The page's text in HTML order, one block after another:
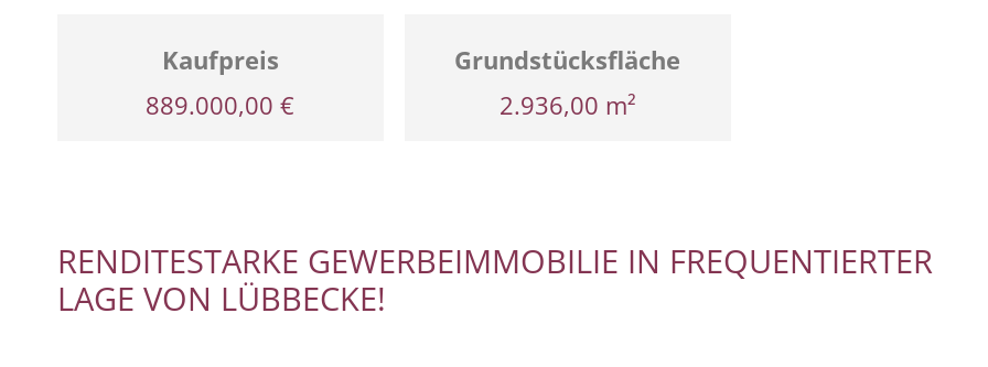
Kaufpreis
889.000,00 €
Grundstücksfläche
2.936,00 m²
RENDITESTARKE GEWERBEIMMOBILIE IN FREQUENTIERTER
LAGE VON LÜBBECKE!